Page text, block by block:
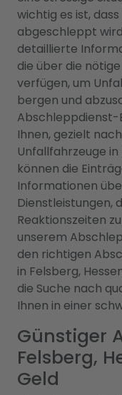
wichtig es ist,
abgeschleppt
detaillierte
die über die
verfügen, um
bergen und
Ihnen, gezielt
Unfallfahrzeuge in
können die
Informationen
Dienstleistungen,
Reaktionszeiten
unserem
den richtigen
in Felsberg,
die Suche nach
Ihnen in einer
Günstiger
Felsberg,
Geld